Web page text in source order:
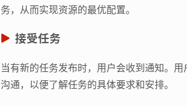
务，从而实现资源的最优配置。
接受任务
当有新的任务发布时，用户会收到通知。
沟通，以便了解任务的具体要求和安排。